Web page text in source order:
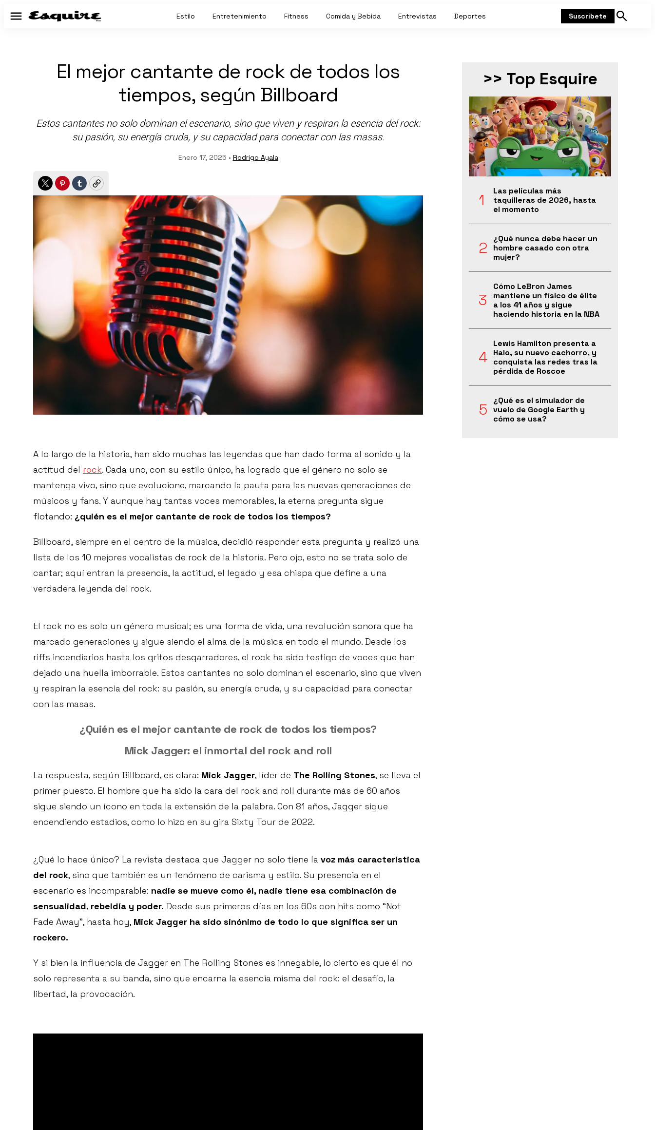
Menú Estilo Entretenimiento Fitness Comida y Bebida Entrevistas Deportes Suscríbete
Mostrar
El mejor cantante de rock de todos los
tiempos, según Billboard
Estos cantantes no solo dominan el escenario, sino que viven y respiran la esencia del rock:
su pasión, su energía cruda, y su capacidad para conectar con las masas.
Enero 17, 2025 • Rodrigo Ayala
TwitterPinterest
TumblrCopy
A lo largo de la historia, han sido muchas las leyendas que han dado forma al sonido y la
actitud del rock. Cada uno, con su estilo único, ha logrado que el género no solo se
mantenga vivo, sino que evolucione, marcando la pauta para las nuevas generaciones de
músicos y fans. Y aunque hay tantas voces memorables, la eterna pregunta sigue
flotando: ¿quién es el mejor cantante de rock de todos los tiempos?
Billboard, siempre en el centro de la música, decidió responder esta pregunta y realizó una
lista de los 10 mejores vocalistas de rock de la historia. Pero ojo, esto no se trata solo de
cantar; aquí entran la presencia, la actitud, el legado y esa chispa que define a una
verdadera leyenda del rock.
El rock no es solo un género musical; es una forma de vida, una revolución sonora que ha
marcado generaciones y sigue siendo el alma de la música en todo el mundo. Desde los
riffs incendiarios hasta los gritos desgarradores, el rock ha sido testigo de voces que han
dejado una huella imborrable. Estos cantantes no solo dominan el escenario, sino que viven
y respiran la esencia del rock: su pasión, su energía cruda, y su capacidad para conectar
con las masas.
¿Quién es el mejor cantante de rock de todos los tiempos?
Mick Jagger: el inmortal del rock and roll
La respuesta, según Billboard, es clara: Mick Jagger, líder de The Rolling Stones, se lleva el
primer puesto. El hombre que ha sido la cara del rock and roll durante más de 60 años
sigue siendo un ícono en toda la extensión de la palabra. Con 81 años, Jagger sigue
encendiendo estadios, como lo hizo en su gira Sixty Tour de 2022.
¿Qué lo hace único? La revista destaca que Jagger no solo tiene la voz más característica
del rock, sino que también es un fenómeno de carisma y estilo. Su presencia en el
escenario es incomparable: nadie se mueve como él, nadie tiene esa combinación de
sensualidad, rebeldía y poder. Desde sus primeros días en los 60s con hits como “Not
Fade Away”, hasta hoy, Mick Jagger ha sido sinónimo de todo lo que significa ser un
rockero.
Y si bien la influencia de Jagger en The Rolling Stones es innegable, lo cierto es que él no
solo representa a su banda, sino que encarna la esencia misma del rock: el desafío, la
libertad, la provocación.
>> Top Esquire
Las películas más
taquilleras de 2026, hasta
el momento
¿Qué nunca debe hacer un
hombre casado con otra
mujer?
Cómo LeBron James
mantiene un físico de élite
a los 41 años y sigue
haciendo historia en la NBA
Lewis Hamilton presenta a
Halo, su nuevo cachorro, y
conquista las redes tras la
pérdida de Roscoe
¿Qué es el simulador de
vuelo de Google Earth y
cómo se usa?